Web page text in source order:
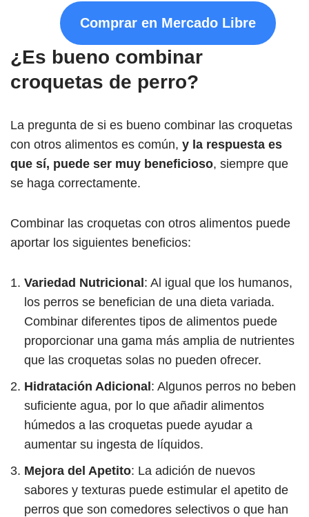
Comprar en Mercado Libre
¿Es bueno combinar
croquetas de perro?
La pregunta de si es bueno combinar las croquetas
con otros alimentos es común, y la respuesta es
que sí, puede ser muy beneficioso, siempre que
se haga correctamente.
Combinar las croquetas con otros alimentos puede
aportar los siguientes beneficios:
Variedad Nutricional: Al igual que los humanos,
los perros se benefician de una dieta variada.
Combinar diferentes tipos de alimentos puede
proporcionar una gama más amplia de nutrientes
que las croquetas solas no pueden ofrecer.
Hidratación Adicional: Algunos perros no beben
suficiente agua, por lo que añadir alimentos
húmedos a las croquetas puede ayudar a
aumentar su ingesta de líquidos.
Mejora del Apetito: La adición de nuevos
sabores y texturas puede estimular el apetito de
perros que son comedores selectivos o que han